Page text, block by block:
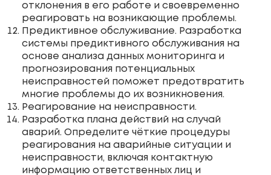
отклонения в его работе и своевременно
реагировать на возникающие проблемы.
Предиктивное обслуживание. Разработка
системы предиктивного обслуживания на
основе анализа данных мониторинга и
прогнозирования потенциальных
неисправностей поможет предотвратить
многие проблемы до их возникновения.
Реагирование на неисправности.
Разработка плана действий на случай
аварий. Определите чёткие процедуры
реагирования на аварийные ситуации и
неисправности, включая контактную
информацию ответственных лиц и